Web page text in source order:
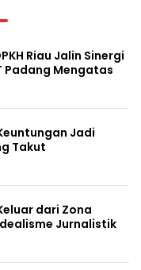
Riau Jalin Sinergi
Padang Mengatas
Jadi
Takut
dari Zona
Jurnalistik